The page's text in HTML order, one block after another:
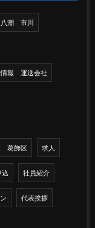
潮 市川
情報 運送会社
葛飾区 求人
社員紹介
代表挨拶